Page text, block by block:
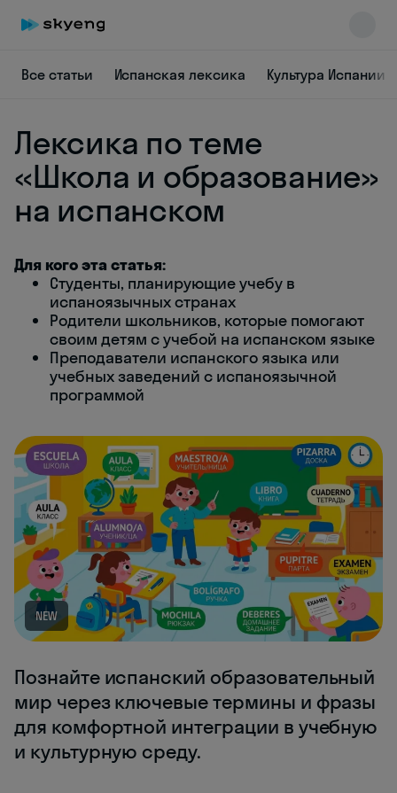
Все статьи Испанская лексика Культура Испании
Лексика по теме
«Школа и образование»
на испанском
Для кого эта статья:
Студенты, планирующие учебу в
испаноязычных странах
Родители школьников, которые помогают
своим детям с учебой на испанском языке
Преподаватели испанского языка или
учебных заведений с испаноязычной
программой
NEW
Познайте испанский образовательный
мир через ключевые термины и фразы
для комфортной интеграции в учебную
и культурную среду.